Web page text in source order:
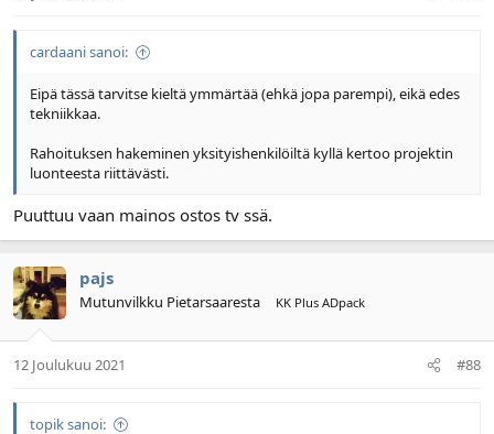
cardaani sanoi:
Eipä tässä tarvitse kieltä ymmärtää (ehkä jopa parempi), eikä edes
tekniikkaa.
Rahoituksen hakeminen yksityishenkilöiltä kyllä kertoo projektin
luonteesta riittävästi.
Puuttuu vaan mainos ostos tv ssä.
pajs
Mutunvilkku Pietarsaaresta KK Plus ADpack
12 Joulukuu 2021 #88
topik sanoi: